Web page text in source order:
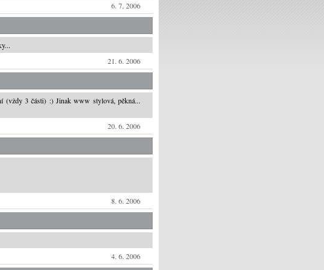
6. 7. 2006
21. 6. 2006
(vždy 3 části) :) Jinak www stylová, pěkná...
20. 6. 2006
8. 6. 2006
4. 6. 2006